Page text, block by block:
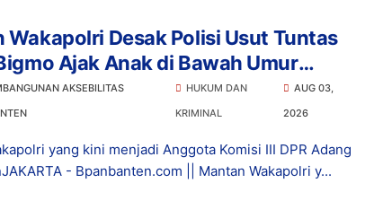
Wakapolri Desak Polisi Usut Tuntas
Ajak Anak di Bawah Umur
Vape
AKSEBILITAS
HUKUM DAN
KRIMINAL
AUG 03,
2026
yang kini menjadi Anggota Komisi III DPR Adang
- Bpanbanten.com || Mantan Wakapolri y...